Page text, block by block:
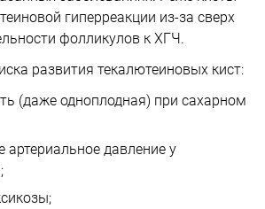
гиперреакции из-за сверх
фолликулов к ХГЧ.
развития текалютеиновых кист:
(даже одноплодная) при сахарном
давление у